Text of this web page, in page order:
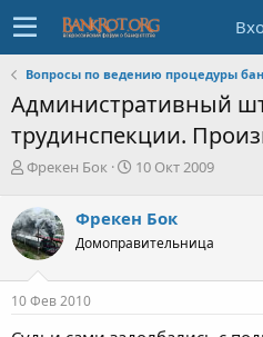
Вопросы по ведению процедуры
Административный
трудинспекции.
А
т
о
р
т
е
м
Фрекен Бок
Д
а
н
ч
10 Окт 2009
Фрекен Бок
Домоправительница
10 Фев 2010